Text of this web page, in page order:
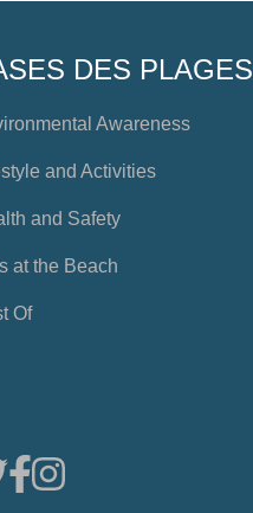
DES PLAGES
Awareness
and Activities
and Safety
at the Beach
Of